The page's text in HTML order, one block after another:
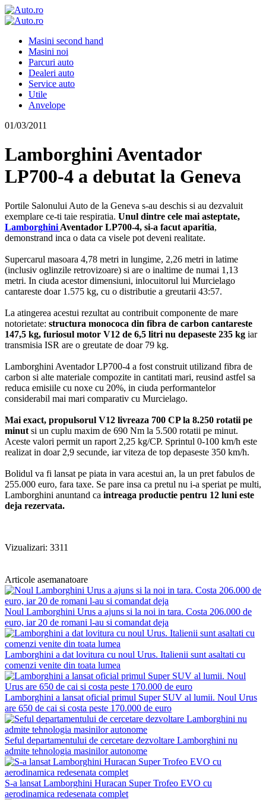
Masini second hand
Masini noi
Parcuri auto
Dealeri auto
Service auto
Utile
Anvelope
01/03/2011
Lamborghini Aventador
LP700-4 a debutat la Geneva
Portile Salonului Auto de la Geneva s-au deschis si au dezvaluit
exemplare ce-ti taie respiratia. Unul dintre cele mai asteptate,
Lamborghini Aventador LP700-4, si-a facut aparitia,
demonstrand inca o data ca visele pot deveni realitate.
Supercarul masoara 4,78 metri in lungime, 2,26 metri in latime
(inclusiv oglinzile retrovizoare) si are o inaltime de numai 1,13
metri. In ciuda acestor dimensiuni, inlocuitorul lui Murcielago
cantareste doar 1.575 kg, cu o distributie a greutarii 43:57.
La atingerea acestui rezultat au contribuit componente de mare
notorietate: structura monococa din fibra de carbon cantareste
147,5 kg, furiosul motor V12 de 6,5 litri nu depaseste 235 kg iar
transmisia ISR are o greutate de doar 79 kg.
Lamborghini Aventador LP700-4 a fost construit utilizand fibra de
carbon si alte materiale compozite in cantitati mari, reusind astfel sa
reduca emisiile cu noxe cu 20%, in ciuda performantelor
considerabil mai mari comparativ cu Murcielago.
Mai exact, propulsorul V12 livreaza 700 CP la 8.250 rotatii pe
minut si un cuplu maxim de 690 Nm la 5.500 rotatii pe minut.
Aceste valori permit un raport 2,25 kg/CP. Sprintul 0-100 km/h este
realizat in doar 2,9 secunde, iar viteza de top depaseste 350 km/h.
Bolidul va fi lansat pe piata in vara acestui an, la un pret fabulos de
255.000 euro, fara taxe. Se pare insa ca pretul nu i-a speriat pe multi,
Lamborghini anuntand ca intreaga productie pentru 12 luni este
deja rezervata.
Vizualizari: 3311
Articole asemanatoare
Noul Lamborghini Urus a ajuns si la noi in tara. Costa 206.000 de
euro, iar 20 de romani l-au si comandat deja
Lamborghini a dat lovitura cu noul Urus. Italienii sunt asaltati cu
comenzi venite din toata lumea
Lamborghini a lansat oficial primul Super SUV al lumii. Noul Urus
are 650 de cai si costa peste 170.000 de euro
Seful departamentului de cercetare dezvoltare Lamborghini nu
admite tehnologia masinilor autonome
S-a lansat Lamborghini Huracan Super Trofeo EVO cu
aerodinamica redesenata complet